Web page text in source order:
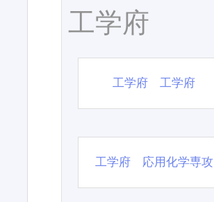
工学府
工学府 工学府
工学府 応用化学専攻